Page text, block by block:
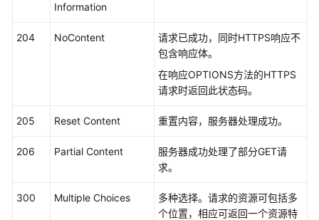
Information
204 NoContent
请求已成功，同时HTTPS响应不
包含响应体。
在响应OPTIONS方法的HTTPS
请求时返回此状态码。
205 Reset Content 重置内容，服务器处理成功。
206 Partial Content
服务器成功处理了部分GET请
求。
300 Multiple Choices
多种选择。请求的资源可包括多
个位置，相应可返回一个资源特